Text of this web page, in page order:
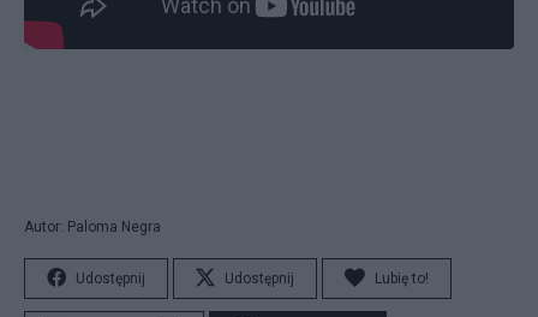
Autor: Paloma Negra
Udostępnij Udostępnij Lubię to!